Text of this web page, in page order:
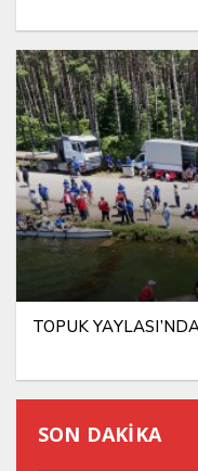
TOPUK
SON DAKİKA